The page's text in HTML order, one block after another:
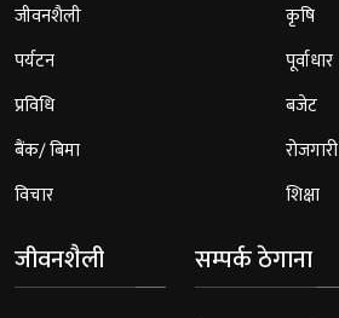
जीवनशैली
पर्यटन
प्रविधि
बैंक/ बिमा
विचार
कृषि
पूर्वाधार
बजेट
रोजगारी
शिक्षा
जीवनशैली सम्पर्क ठेगाना